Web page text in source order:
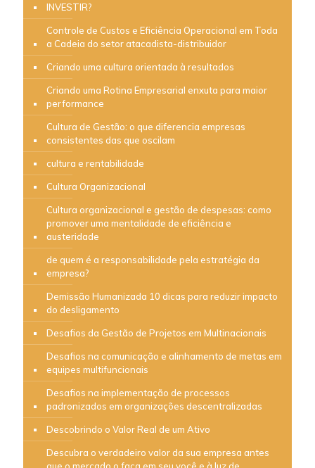
INVESTIR?
Controle de Custos e Eficiência Operacional em Toda
a Cadeia do setor atacadista-distribuidor
Criando uma cultura orientada à resultados
Criando uma Rotina Empresarial enxuta para maior
performance
Cultura de Gestão: o que diferencia empresas
consistentes das que oscilam
cultura e rentabilidade
Cultura Organizacional
Cultura organizacional e gestão de despesas: como
promover uma mentalidade de eficiência e
austeridade
de quem é a responsabilidade pela estratégia da
empresa?
Demissão Humanizada 10 dicas para reduzir impacto
do desligamento
Desafios da Gestão de Projetos em Multinacionais
Desafios na comunicação e alinhamento de metas em
equipes multifuncionais
Desafios na implementação de processos
padronizados em organizações descentralizadas
Descobrindo o Valor Real de um Ativo
Descubra o verdadeiro valor da sua empresa antes
que o mercado o faça em seu você e à luz de